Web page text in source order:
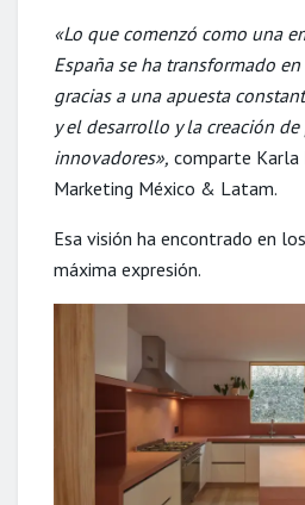
«Lo que comenzó como una
España se ha transformado
gracias a una apuesta
y el desarrollo y la creación
innovadores», comparte Karla
Marketing México & Latam.
Esa visión ha encontrado en
máxima expresión.